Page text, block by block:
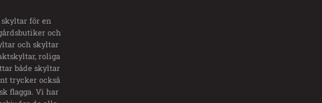
för en
och
och skyltar
roliga
både skyltar
trycker också
flagga. Vi har